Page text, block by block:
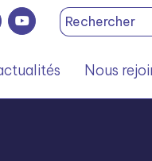
Search
for:
Nous